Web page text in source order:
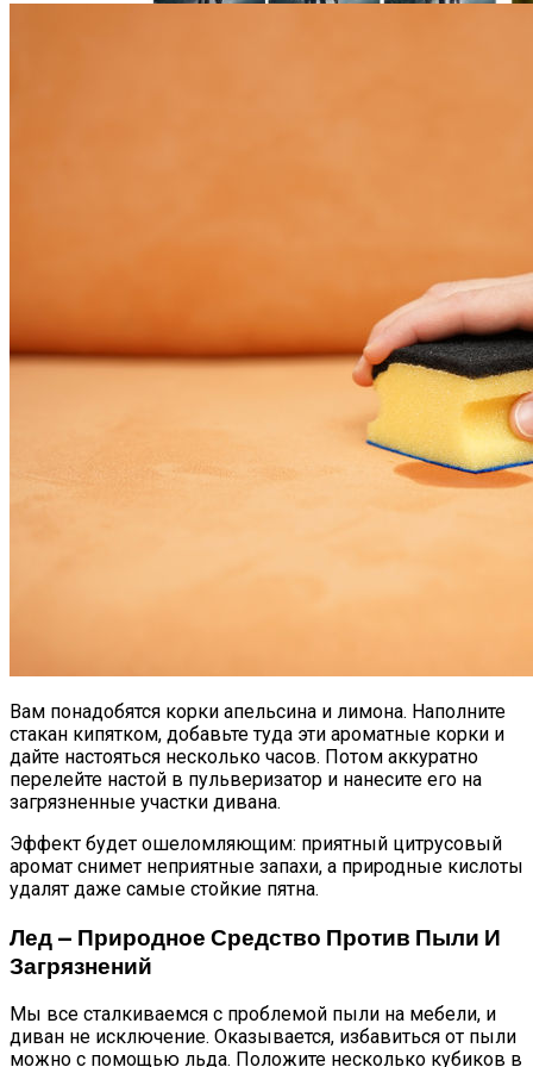
Ученые-Компьютерщики Изобрели
Простой Метод Ускорения Очистки
Кэша
Вам понадобятся корки апельсина и лимона. Наполните
стакан кипятком, добавьте туда эти ароматные корки и
дайте настояться несколько часов. Потом аккуратно
перелейте настой в пульверизатор и нанесите его на
загрязненные участки дивана.
Эффект будет ошеломляющим: приятный цитрусовый
аромат снимет неприятные запахи, а природные кислоты
удалят даже самые стойкие пятна.
Лед — Природное Средство Против Пыли И
Загрязнений
Мы все сталкиваемся с проблемой пыли на мебели, и
диван не исключение. Оказывается, избавиться от пыли
можно с помощью льда. Положите несколько кубиков в